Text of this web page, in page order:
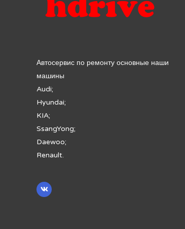
Автосервис по ремонту основные наши
машины
Audi;
Hyundai;
KIA;
SsangYong;
Daewoo;
Renault.